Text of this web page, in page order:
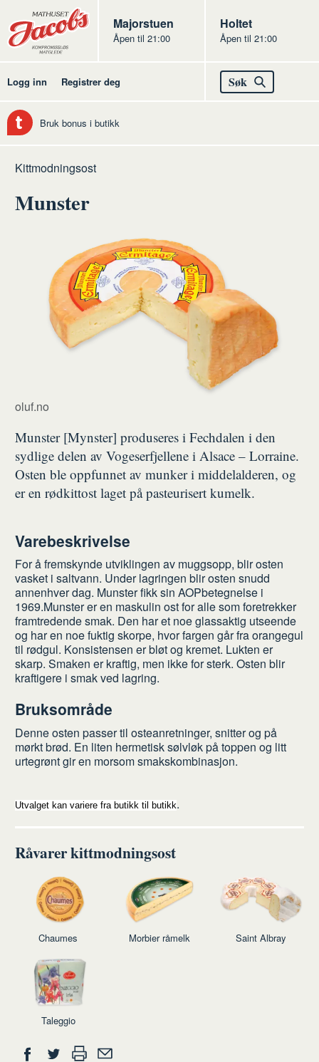
Butikker
Jacobs
Majorstuen
Åpen til 21:00
Jacobs
Holtet
Åpen til 21:00
Logg inn Registrer deg Søk
Bruk bonus i butikk
Hjem
Ost
Råvarer
Kittmodningsost
Munster
oluf.no
Munster [Mynster] produseres i Fechdalen i den
sydlige delen av Vogeserfjellene i Alsace – Lorraine.
Osten ble oppfunnet av munker i middelalderen, og
er en rødkittost laget på pasteurisert kumelk.
Varebeskrivelse
For å fremskynde utviklingen av muggsopp, blir osten
vasket i saltvann. Under lagringen blir osten snudd
annenhver dag. Munster fikk sin AOPbetegnelse i
1969.Munster er en maskulin ost for alle som foretrekker
framtredende smak. Den har et noe glassaktig utseende
og har en noe fuktig skorpe, hvor fargen går fra orangegul
til rødgul. Konsistensen er bløt og kremet. Lukten er
skarp. Smaken er kraftig, men ikke for sterk. Osten blir
kraftigere i smak ved lagring.
Bruksområde
Denne osten passer til osteanretninger, snitter og på
mørkt brød. En liten hermetisk sølvløk på toppen og litt
urtegrønt gir en morsom smakskombinasjon.
Utvalget kan variere fra butikk til butikk.
Råvarer kittmodningsost
Chaumes Morbier råmelk Saint Albray
Taleggio
Del